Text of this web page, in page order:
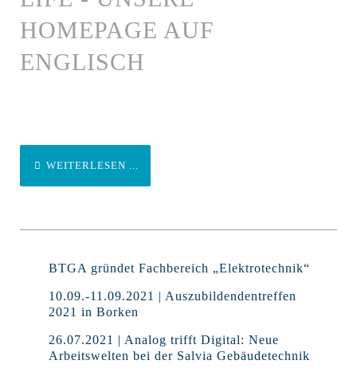
HOMEPAGE AUF
ENGLISCH
WEITERLESEN ...
BTGA gründet Fachbereich „Elektrotechnik“
10.09.-11.09.2021 | Auszubildendentreffen
2021 in Borken
26.07.2021 | Analog trifft Digital: Neue
Arbeitswelten bei der Salvia Gebäudetechnik